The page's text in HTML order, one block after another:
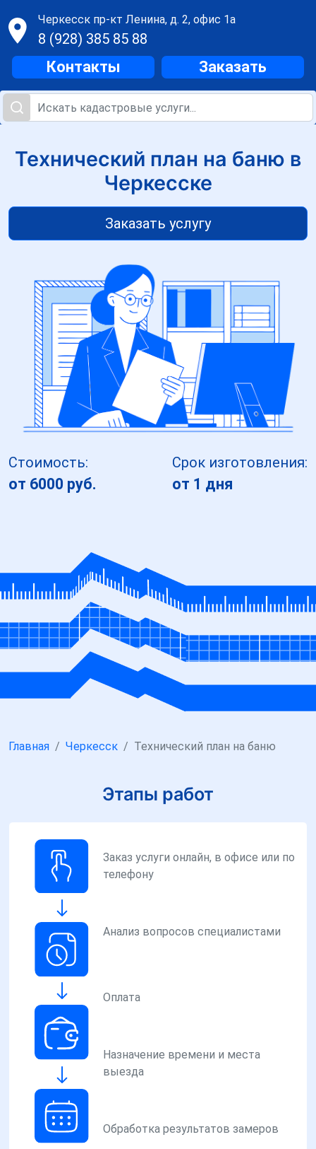
Черкесск пр-кт Ленина, д. 2, офис 1а
8 (928) 385 85 88
Контакты Заказать
Технический план на баню в
Черкесске
Заказать услугу
Стоимость:
от 6000 руб.
Срок изготовления:
от 1 дня
Главная Черкесск Технический план на баню
Этапы работ
Заказ услуги онлайн, в офисе или по
телефону
Анализ вопросов специалистами
Оплата
Назначение времени и места
выезда
Обработка результатов замеров